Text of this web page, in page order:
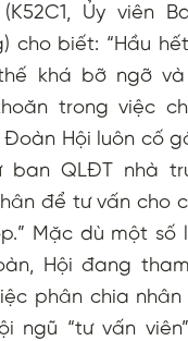
Ủy viên
cho biết: “Hầu
khá bỡ ngỡ
trong việc
Hội luôn cố
ban QLĐT nhà
để tư vấn cho
Mặc dù một số
Hội đang
phân chia
ngũ “tư vấn